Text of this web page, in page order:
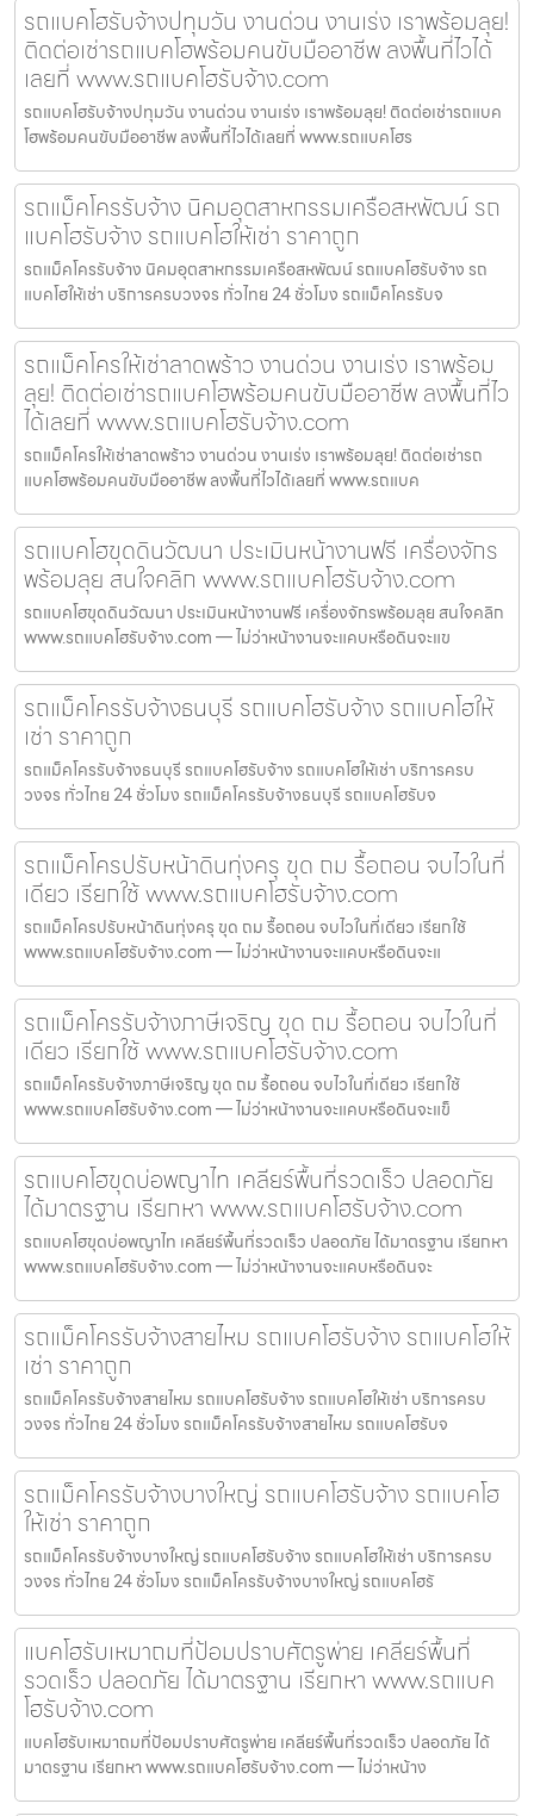
รถแบคโฮรับจ้างปทุมวัน งานด่วน งานเร่ง เราพร้อมลุย!
ติดต่อเช่ารถแบคโฮพร้อมคนขับมืออาชีพ ลงพื้นที่ไวได้
เลยที่ www.รถแบคโฮรับจ้าง.com
รถแบคโฮรับจ้างปทุมวัน งานด่วน งานเร่ง เราพร้อมลุย! ติดต่อเช่ารถแบค
โฮพร้อมคนขับมืออาชีพ ลงพื้นที่ไวได้เลยที่ www.รถแบคโฮร
รถแม็คโครรับจ้าง นิคมอุตสาหกรรมเครือสหพัฒน์ รถ
แบคโฮรับจ้าง รถแบคโฮให้เช่า ราคาถูก
รถแม็คโครรับจ้าง นิคมอุตสาหกรรมเครือสหพัฒน์ รถแบคโฮรับจ้าง รถ
แบคโฮให้เช่า บริการครบวงจร ทั่วไทย 24 ชั่วโมง รถแม็คโครรับจ
รถแม็คโครให้เช่าลาดพร้าว งานด่วน งานเร่ง เราพร้อม
ลุย! ติดต่อเช่ารถแบคโฮพร้อมคนขับมืออาชีพ ลงพื้นที่ไว
ได้เลยที่ www.รถแบคโฮรับจ้าง.com
รถแม็คโครให้เช่าลาดพร้าว งานด่วน งานเร่ง เราพร้อมลุย! ติดต่อเช่ารถ
แบคโฮพร้อมคนขับมืออาชีพ ลงพื้นที่ไวได้เลยที่ www.รถแบค
รถแบคโฮขุดดินวัฒนา ประเมินหน้างานฟรี เครื่องจักร
พร้อมลุย สนใจคลิก www.รถแบคโฮรับจ้าง.com
รถแบคโฮขุดดินวัฒนา ประเมินหน้างานฟรี เครื่องจักรพร้อมลุย สนใจคลิก
www.รถแบคโฮรับจ้าง.com — ไม่ว่าหน้างานจะแคบหรือดินจะแข
รถแม็คโครรับจ้างธนบุรี รถแบคโฮรับจ้าง รถแบคโฮให้
เช่า ราคาถูก
รถแม็คโครรับจ้างธนบุรี รถแบคโฮรับจ้าง รถแบคโฮให้เช่า บริการครบ
วงจร ทั่วไทย 24 ชั่วโมง รถแม็คโครรับจ้างธนบุรี รถแบคโฮรับจ
รถแม็คโครปรับหน้าดินทุ่งครุ ขุด ถม รื้อถอน จบไวในที่
เดียว เรียกใช้ www.รถแบคโฮรับจ้าง.com
รถแม็คโครปรับหน้าดินทุ่งครุ ขุด ถม รื้อถอน จบไวในที่เดียว เรียกใช้
www.รถแบคโฮรับจ้าง.com — ไม่ว่าหน้างานจะแคบหรือดินจะแ
รถแม็คโครรับจ้างภาษีเจริญ ขุด ถม รื้อถอน จบไวในที่
เดียว เรียกใช้ www.รถแบคโฮรับจ้าง.com
รถแม็คโครรับจ้างภาษีเจริญ ขุด ถม รื้อถอน จบไวในที่เดียว เรียกใช้
www.รถแบคโฮรับจ้าง.com — ไม่ว่าหน้างานจะแคบหรือดินจะแข็
รถแบคโฮขุดบ่อพญาไท เคลียร์พื้นที่รวดเร็ว ปลอดภัย
ได้มาตรฐาน เรียกหา www.รถแบคโฮรับจ้าง.com
รถแบคโฮขุดบ่อพญาไท เคลียร์พื้นที่รวดเร็ว ปลอดภัย ได้มาตรฐาน เรียกหา
www.รถแบคโฮรับจ้าง.com — ไม่ว่าหน้างานจะแคบหรือดินจะ
รถแม็คโครรับจ้างสายไหม รถแบคโฮรับจ้าง รถแบคโฮให้
เช่า ราคาถูก
รถแม็คโครรับจ้างสายไหม รถแบคโฮรับจ้าง รถแบคโฮให้เช่า บริการครบ
วงจร ทั่วไทย 24 ชั่วโมง รถแม็คโครรับจ้างสายไหม รถแบคโฮรับจ
รถแม็คโครรับจ้างบางใหญ่ รถแบคโฮรับจ้าง รถแบคโฮ
ให้เช่า ราคาถูก
รถแม็คโครรับจ้างบางใหญ่ รถแบคโฮรับจ้าง รถแบคโฮให้เช่า บริการครบ
วงจร ทั่วไทย 24 ชั่วโมง รถแม็คโครรับจ้างบางใหญ่ รถแบคโฮรั
แบคโฮรับเหมาถมที่ป้อมปราบศัตรูพ่าย เคลียร์พื้นที่
รวดเร็ว ปลอดภัย ได้มาตรฐาน เรียกหา www.รถแบค
โฮรับจ้าง.com
แบคโฮรับเหมาถมที่ป้อมปราบศัตรูพ่าย เคลียร์พื้นที่รวดเร็ว ปลอดภัย ได้
มาตรฐาน เรียกหา www.รถแบคโฮรับจ้าง.com — ไม่ว่าหน้าง